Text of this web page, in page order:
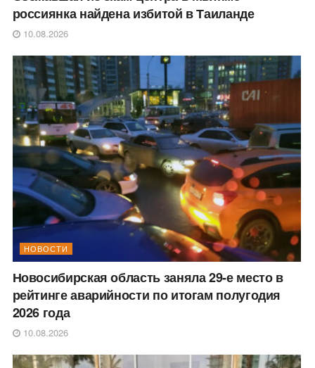
россиянка найдена избитой в Таиланде
10.08.2026
НОВОСТИ
Новосибирская область заняла 29-е место в
рейтинге аварийности по итогам полугодия
2026 года
10.08.2026